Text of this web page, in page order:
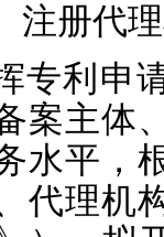
注册代
专利申
案主体
水平，
代理机